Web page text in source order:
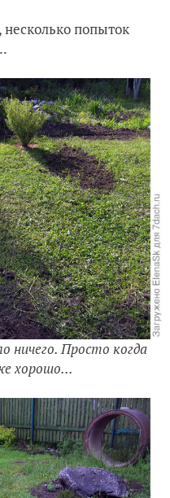
попыток
ничего. Просто когда
хорошо...